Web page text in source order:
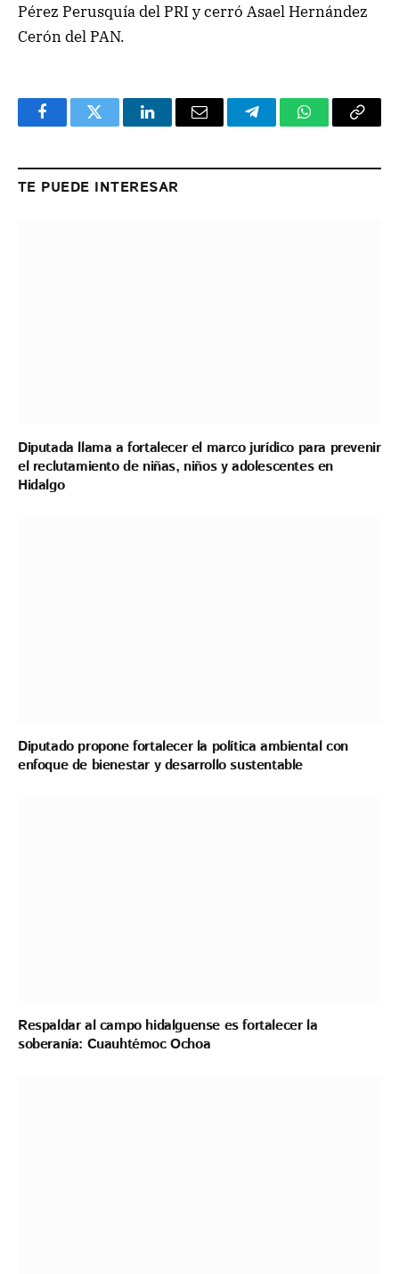
Pérez Perusquía del PRI y cerró Asael Hernández
Cerón del PAN.
FacebookTwitter LinkedInEmail TelegramWhatsApp
Copy
TE PUEDE INTERESAR
Diputada llama a fortalecer el marco jurídico para prevenir
el reclutamiento de niñas, niños y adolescentes en
Hidalgo
Diputado propone fortalecer la política ambiental con
enfoque de bienestar y desarrollo sustentable
Respaldar al campo hidalguense es fortalecer la
soberanía: Cuauhtémoc Ochoa